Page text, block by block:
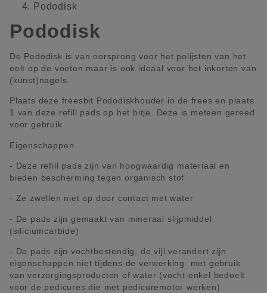
Pododisk
Pododisk
De Pododisk is van oorsprong voor het polijsten van het
eelt op de voeten maar is ook ideaal voor het inkorten van
(kunst)nagels.
Plaats deze freesbit Pododiskhouder in de frees en plaats
1 van deze refill pads op het bitje. Deze is meteen gereed
voor gebruik
Eigenschappen
- Deze refill pads zijn van hoogwaardig materiaal en
bieden bescherming tegen organisch stof
- Ze zwellen niet op door contact met water
- De pads zijn gemaakt van mineraal slijpmiddel
(siliciumcarbide)
- De pads zijn vochtbestendig, de vijl verandert zijn
eigenschappen niet tijdens de verwerking met gebruik
van verzorgingsproducten of water (vocht enkel bedoelt
voor de pedicures die met pedicuremotor werken)